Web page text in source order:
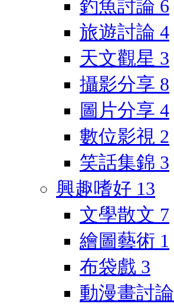
釣魚討論 6
旅遊討論 4
天文觀星 3
攝影分享 8
圖片分享 4
數位影視 2
笑話集錦 3
興趣嗜好 13
文學散文 7
繪圖藝術 1
布袋戲 3
動漫畫討論